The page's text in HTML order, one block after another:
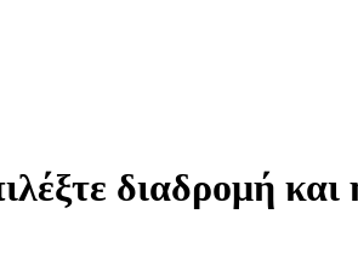
διαδρομή και